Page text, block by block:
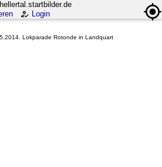
hellertal.startbilder.de
Login
Lokparade Rotonde in Landquart